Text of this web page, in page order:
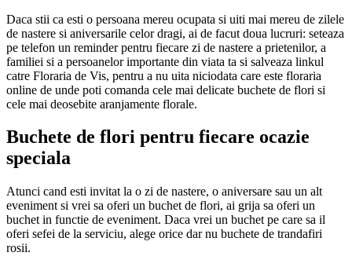
Daca stii ca esti o persoana mereu ocupata si uiti mai mereu de zilele
de nastere si aniversarile celor dragi, ai de facut doua lucruri: seteaza
pe telefon un reminder pentru fiecare zi de nastere a prietenilor, a
familiei si a persoanelor importante din viata ta si salveaza linkul
catre Floraria de Vis, pentru a nu uita niciodata care este floraria
online de unde poti comanda cele mai delicate buchete de flori si
cele mai deosebite aranjamente florale.
Buchete de flori pentru fiecare ocazie
speciala
Atunci cand esti invitat la o zi de nastere, o aniversare sau un alt
eveniment si vrei sa oferi un buchet de flori, ai grija sa oferi un
buchet in functie de eveniment. Daca vrei un buchet pe care sa il
oferi sefei de la serviciu, alege orice dar nu buchete de trandafiri
rosii.